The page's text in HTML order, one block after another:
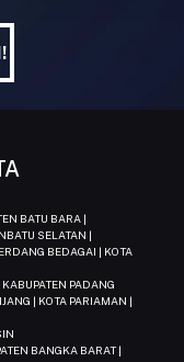
BATU BARA |
SELATAN |
BEDAGAI | KOTA
PADANG
| KOTA PARIAMAN |
BANGKA BARAT |